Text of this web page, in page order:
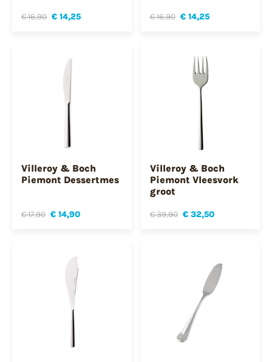
€ 16,90 € 14,25 € 16,90 € 14,25
Villeroy & Boch
Piemont Dessertmes
€ 17,90 € 14,90
Villeroy & Boch
Piemont Vleesvork
groot
€ 39,90 € 32,50